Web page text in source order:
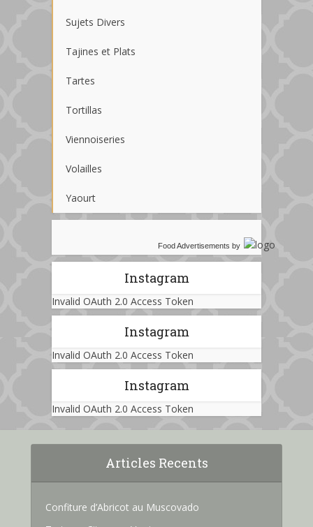
Sujets Divers
Tajines et Plats
Tartes
Tortillas
Viennoiseries
Volailles
Yaourt
Food Advertisements by
Instagram
Invalid OAuth 2.0 Access Token
Instagram
Invalid OAuth 2.0 Access Token
Instagram
Invalid OAuth 2.0 Access Token
Articles Recents
Confiture d’Abricot au Muscovado